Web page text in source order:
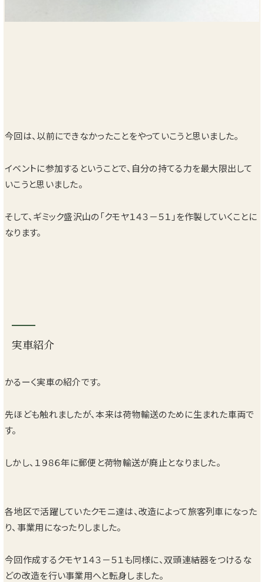
今回は、以前にできなかったことをやっていこうと思いました。
イベントに参加するということで、自分の持てる力を最大限出して
いこうと思いました。
そして、ギミック盛沢山の「クモヤ１４３－５１」を作製していくことに
なります。
実車紹介
かるーく実車の紹介です。
先ほども触れましたが、本来は荷物輸送のために生まれた車両で
す。
しかし、１９８６年に郵便と荷物輸送が廃止となりました。
各地区で活躍していたクモニ達は、改造によって旅客列車になった
り、事業用になったりしました。
今回作成するクモヤ１４３－５１も同様に、双頭連結器をつけるな
どの改造を行い事業用へと転身しました。